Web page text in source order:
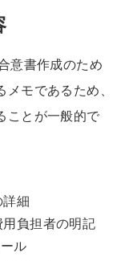
意書作成のため
モであるため、
ことが一般的で
詳細
負担者の明記
ル